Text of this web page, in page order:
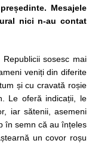
Mesajele
nici n-au contat
sosesc mai
veniți din diferite
și cu cravată roșie
Le oferă indicații, le
iar sătenii, asemeni
în semn că au înțeles
un covor roșu